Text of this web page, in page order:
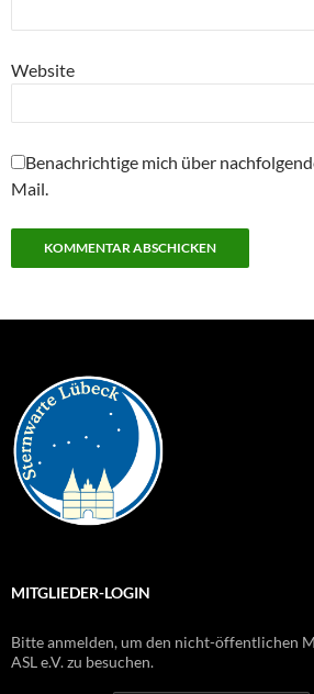
Website
Benachrichtige mich über
Mail.
MITGLIEDER-LOGIN
Bitte anmelden, um den nicht-öffentlichen
ASL e.V. zu besuchen.